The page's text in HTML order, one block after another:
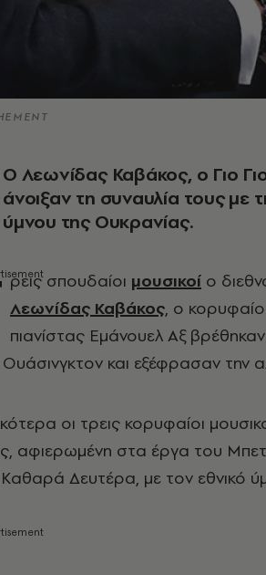
Ο Λεωνίδας Καβάκος, ο Γιο
άνοιξαν τη συναυλία τους με
ύμνου της Ουκρανίας.
ρεις σπουδαίοι μουσικοί ο
Λεωνίδας Καβάκος, ο
πιανίστας Εμάνουελ Αξ
και εξέφρασαν την
οι τρεις κορυφαίοι
αφιερωμένη στα έργα του
Καθαρά Δευτέρα, με τον εθνικό